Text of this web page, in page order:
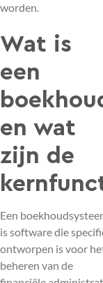
worden.
Wat is
een
en wat
zijn de
Een
is software die
ontworpen is voor
beheren van de